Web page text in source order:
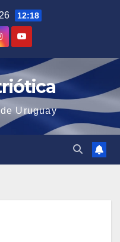
12:18
Uruguay